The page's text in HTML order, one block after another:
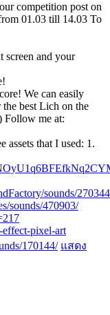
competition post on
01.03 till 14.03 To
screen and your
We can easily
best Lich on the
Follow me at:
assets that I used: 1.
sounds/
sounds/470903/
effect-pixel-art
170144/ แสดง